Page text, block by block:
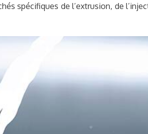
spécifiques de l’extrusion, de